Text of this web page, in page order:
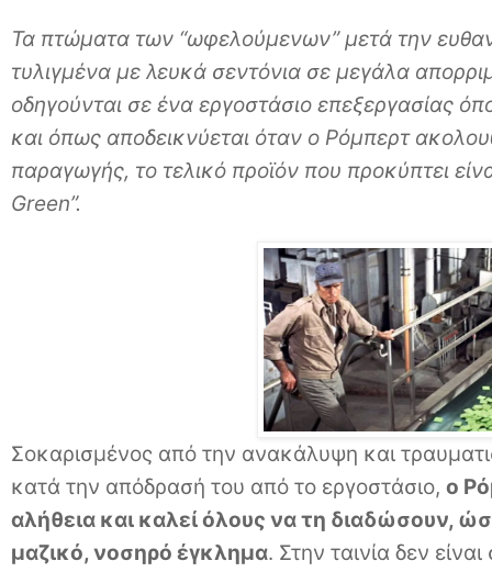
Τα πτώματα των “ωφελούμενων” μετά την
τυλιγμένα με λευκά σεντόνια σε μεγάλα
οδηγούνται σε ένα εργοστάσιο επεξεργασίας
και όπως αποδεικνύεται όταν ο Ρόμπερτ
παραγωγής, το τελικό προϊόν που προκύπτει
Green”.
Σοκαρισμένος από την ανακάλυψη και
κατά την απόδρασή του από το εργοστάσιο, ο
αλήθεια και καλεί όλους να τη διαδώσουν,
μαζικό, νοσηρό έγκλημα. Στην ταινία δεν